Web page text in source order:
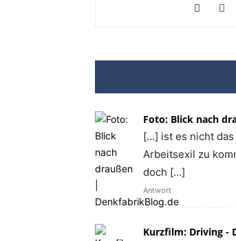
Foto: Blick nach
[…] ist es nicht das
Arbeitsexil zu
doch […]
Antwort
Kurzfilm: Driving -